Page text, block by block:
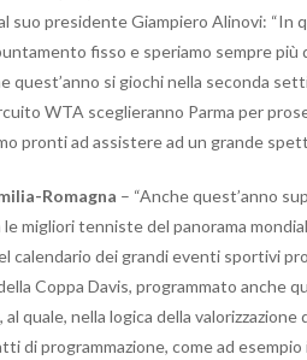
suo presidente Giampiero Alinovi: “In
fisso e speriamo sempre
quest’anno si giochi nella seconda
WTA sceglieranno Parma per
pronti ad assistere ad un grande
Romagna – “Anche quest’anno
migliori tenniste del panorama
calendario dei grandi eventi sportivi
Coppa Davis, programmato anche
quale, nella logica della
di programmazione, come ad